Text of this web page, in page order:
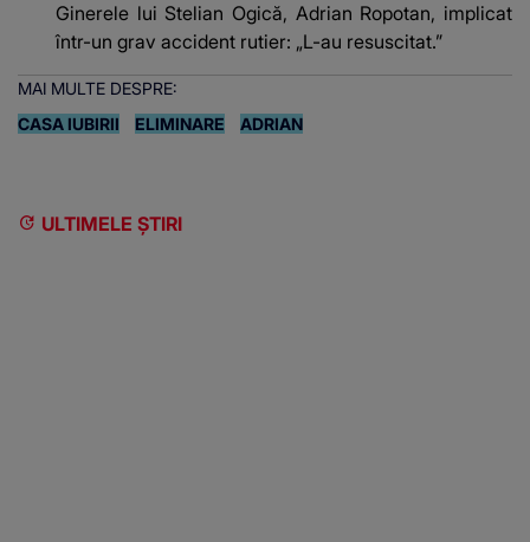
Ginerele lui Stelian Ogică, Adrian Ropotan, implicat
într-un grav accident rutier: „L-au resuscitat.”
MAI MULTE DESPRE:
CASA IUBIRII
ELIMINARE ADRIAN
ULTIMELE ȘTIRI